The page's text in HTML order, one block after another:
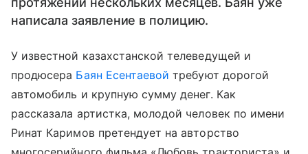
написала заявление в полицию.
У известной казахстанской телеведущей и
продюсера Баян Есентаевой требуют дорогой
автомобиль и крупную сумму денег. Как
рассказала артистка, молодой человек по имени
Ринат Каримов претендует на авторство